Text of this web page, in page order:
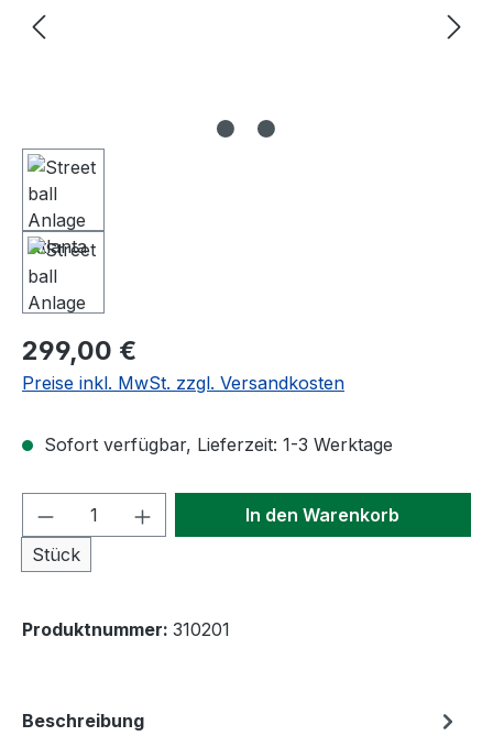
Regulärer Preis:
299,00 €
Preise inkl. MwSt. zzgl. Versandkosten
Sofort verfügbar, Lieferzeit: 1-3 Werktage
Produkt Anzahl: Gib den
Stück
In den Warenkorb
Produktnummer: 310201
Beschreibung